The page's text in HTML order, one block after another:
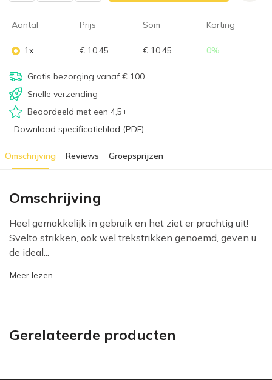
Aantal Prijs Som Korting
1x € 10,45 € 10,45 0%
Gratis bezorging vanaf € 100
Snelle verzending
Beoordeeld met een 4,5+
Download specificatieblad (PDF)
Omschrijving Reviews Groepsprijzen
Omschrijving
Heel gemakkelijk in gebruik en het ziet er prachtig uit!
Svelto strikken, ook wel trekstrikken genoemd, geven u
de ideal...
Meer lezen...
Gerelateerde producten